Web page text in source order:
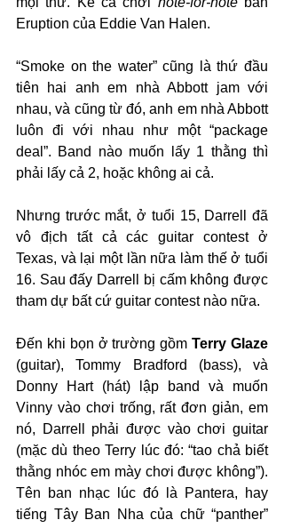
Eruption của Eddie Van Halen.
“Smoke on the water” cũng là thứ đầu
tiên hai anh em nhà Abbott jam với
nhau, và cũng từ đó, anh em nhà Abbott
luôn đi với nhau như một “package
deal”. Band nào muốn lấy 1 thằng thì
phải lấy cả 2, hoặc không ai cả.
Nhưng trước mắt, ở tuổi 15, Darrell đã
vô địch tất cả các guitar contest ở
Texas, và lại một lần nữa làm thế ở tuổi
16. Sau đấy Darrell bị cấm không được
tham dự bất cứ guitar contest nào nữa.
Đến khi bọn ở trường gồm Terry Glaze
(guitar), Tommy Bradford (bass), và
Donny Hart (hát) lập band và muốn
Vinny vào chơi trống, rất đơn giản, em
nó, Darrell phải được vào chơi guitar
(mặc dù theo Terry lúc đó: “tao chả biết
thằng nhóc em mày chơi được không”).
Tên ban nhạc lúc đó là Pantera, hay
tiếng Tây Ban Nha của chữ “panther”